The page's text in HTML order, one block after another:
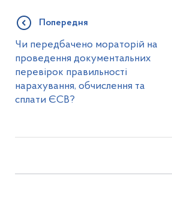
Попередня
Чи передбачено мораторій на
проведення документальних
перевірок правильності
нарахування, обчислення та
сплати ЄСВ?